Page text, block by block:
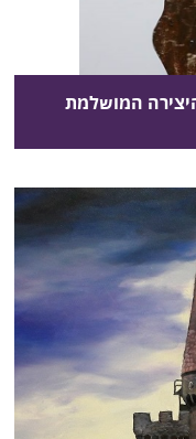
המושלמת